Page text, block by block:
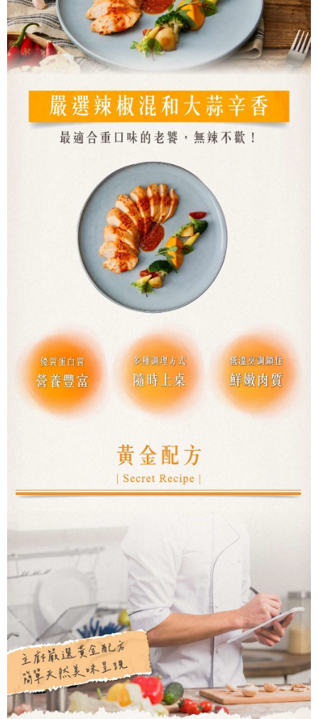
易，需依本服務之必要範圍內提供個人資料，並將交易相關給付款項請求債
權轉讓予恩沛科技股份有限公司。
２．關於個人資料處理事宜，請瀏覽以下網址：
https://aftee.tw/terms/#terms3
３．未成年的使用者請事先徵得法定代理人或監護人之同意方可使用
「AFTEE先享後付」，若未經同意申辦者引起之損失，本公司不負相關責
４．使用「AFTEE先享後付」時，將依據個別帳號之用戶狀況，依本公司即
時審查核予不同之上限額度；若仍有額度不足之情形，本公司將視審查結果
請求用戶進行身份認證。
５．嚴禁一人註冊多個帳號或使用他人資訊註冊。若發現惡意使用之情形，
恩沛科技股份有限公司將有權停止該用戶之使用額度並採取法律行動。